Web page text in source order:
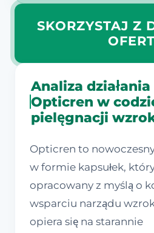
SKORZYSTAJ Z
Analiza
Opticren w
pielęgnacji
Opticren to
w formie kapsułek,
opracowany z myślą o
wsparciu narządu
opiera się na starannie